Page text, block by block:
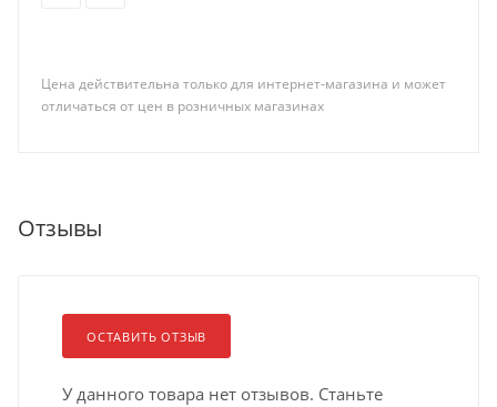
Цена действительна только для интернет-магазина и может
отличаться от цен в розничных магазинах
Отзывы
ОСТАВИТЬ ОТЗЫВ
У данного товара нет отзывов. Станьте